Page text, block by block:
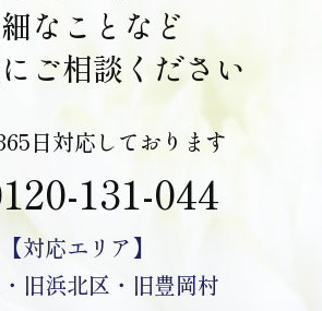
なことなど
ご相談ください
日対応しております
131-044
【対応エリア】
旧浜北区・旧豊岡村